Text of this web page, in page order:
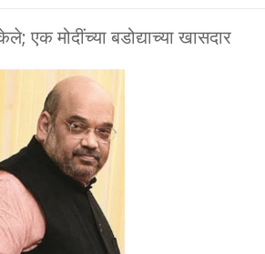
एक मोदींच्या बडोद्याच्या खासदार